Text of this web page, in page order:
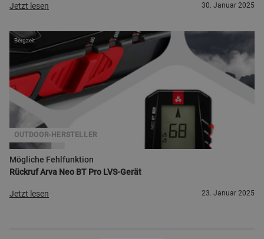
Jetzt lesen 30. Januar 2025
Mögliche Fehlfunktion
Rückruf Arva Neo BT Pro LVS-Gerät
OUTDOOR-HERSTELLER
Bergzeit
Jetzt lesen 23. Januar 2025